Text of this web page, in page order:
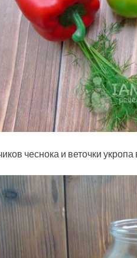
чеснока и веточки